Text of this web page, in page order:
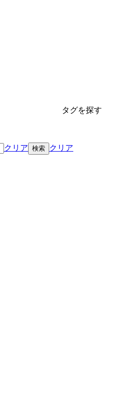
タグを探す
クリア クリア